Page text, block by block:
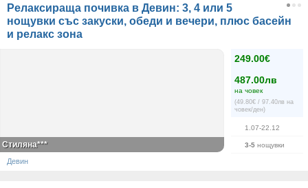
Релаксираща почивка в Девин: 3, 4 или 5
нощувки със закуски, обеди и вечери, плюс басейн
и релакс зона
249.00€
487.00лв
на човек
(49.80€ / 97.40лв на
човек/ден)
1.07-22.12
3-5 нощувки
Стиляна***
Девин